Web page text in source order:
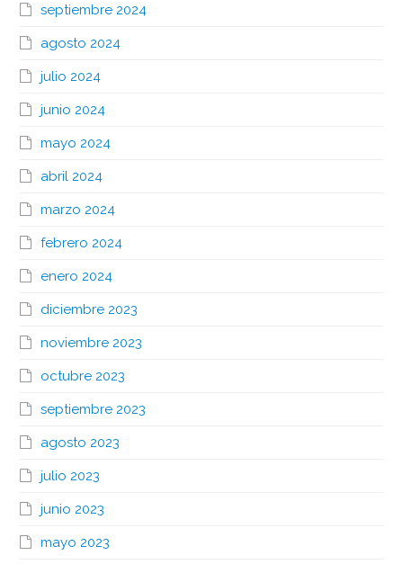
septiembre 2024
agosto 2024
julio 2024
junio 2024
mayo 2024
abril 2024
marzo 2024
febrero 2024
enero 2024
diciembre 2023
noviembre 2023
octubre 2023
septiembre 2023
agosto 2023
julio 2023
junio 2023
mayo 2023